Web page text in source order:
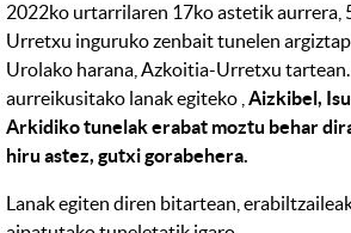
2022ko urtarrilaren 17ko astetik aurrera,
Urretxu inguruko zenbait tunelen
Urolako harana, Azkoitia-Urretxu tartean.
aurreikusitako lanak egiteko ,Aizkibel,
Arkidiko tunelak erabat moztu behar
hiru astez, gutxi gorabehera.
Lanak egiten diren bitartean,